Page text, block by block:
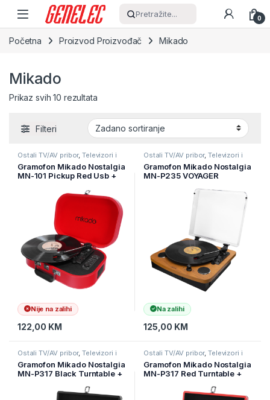
Skip to navigation
Skip to content
Pretražite... 0
Početna Proizvod Proizvođač Mikado
Mikado
Prikaz svih 10 rezultata
Filteri
Ostali TV/AV pribor,Televizori i
TV pribor i AV kablovi
Gramofon Mikado Nostalgia
MN-101 Pickup Red Usb +
Music Box, 22357
Nije na zalihi
122,00 KM
Ostali TV/AV pribor,Televizori i
TV pribor i AV kablovi
Gramofon Mikado Nostalgia
MN-P235 VOYAGER
3.5mm AUXIN, 35717
Na zalihi
125,00 KM
Ostali TV/AV pribor,Televizori i
Gramofon Mikado Nostalgia
MN-P317 Black Turntable +
Music Box, 22397
Ostali TV/AV pribor,Televizori i
Gramofon Mikado Nostalgia
MN-P317 Red Turntable +
Music Box, 23651